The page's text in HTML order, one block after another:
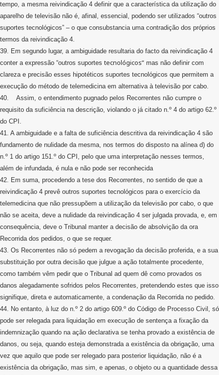
tempo, a mesma reivindicação 4 definir que a característica da utilização do
aparelho de televisão não é, afinal, essencial, podendo ser utilizados “outros
suportes tecnológicos” – o que consubstancia uma contradição dos próprios
termos da reivindicação 4.
39. Em segundo lugar, a ambiguidade resultaria do facto da reivindicação 4
conter a expressão “outros suportes tecnológicos” mas não definir com
clareza e precisão esses hipotéticos suportes tecnológicos que permitem a
execução do método de telemedicina em alternativa à televisão por cabo.
40. Assim, o entendimento pugnado pelos Recorrentes não cumpre o
requisito da suficiência na descrição, violando o já citado n.º 4 do artigo 62.º
do CPI.
41. A ambiguidade e a falta de suficiência descritiva da reivindicação 4 são
fundamento de nulidade da mesma, nos termos do disposto na alínea d) do
n.º 1 do artigo 151.º do CPI, pelo que uma interpretação nesses termos,
além de infundada, é nula e não pode ser reconhecida
42. Em suma, procedendo a tese dos Recorrentes, no sentido de que a
reivindicação 4 prevê outros suportes tecnológicos para o exercício da
telemedicina que não pressupõem a utilização da televisão por cabo, o que
não se aceita, deve a nulidade da reivindicação 4 ser julgada provada, e, em
consequência, deve o Tribunal manter a decisão de absolvição da ora
Recorrida dos pedidos, o que se requer.
43. Os Recorrentes não só pedem a revogação da decisão proferida, e a sua
substituição por outra decisão que julgue a ação totalmente procedente,
como também vêm pedir que o Tribunal ad quem dê como provados os
danos alegadamente sofridos pelos Recorrentes, pretendendo estes que isso
signifique, direta e automaticamente, a condenação da Recorrida no pedido.
44. No entanto, à luz do n.º 2 do artigo 609.º do Código de Processo Civil, só
pode ser relegada para liquidação em execução de sentença a fixação da
indemnização quando na ação declarativa se tenha provado a existência de
danos, ou seja, quando esteja demonstrada a existência da obrigação, uma
vez que aquilo que pode ser relegado para posterior liquidação, não é a
existência da obrigação, mas sim, e apenas, o objeto ou a quantidade dessa